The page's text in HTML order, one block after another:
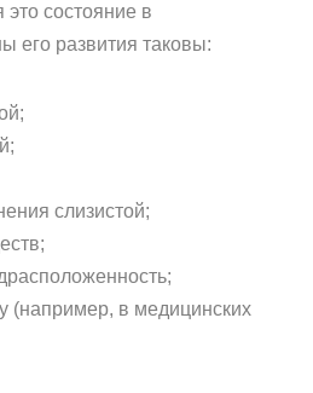
состояние в
его развития таковы:
слизистой;
(например, в медицинских